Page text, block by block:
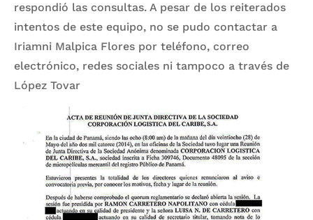
respondió las consultas. A pesar de los reiterados
intentos de este equipo, no se pudo contactar a
Iriamni Malpica Flores por teléfono, correo
electrónico, redes sociales ni tampoco a través de
López Tovar